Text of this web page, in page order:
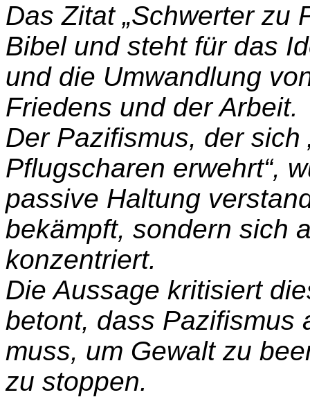
Das Zitat „Schwerter zu
Bibel und steht für das
und die Umwandlung
Friedens und der Arbeit.
Der Pazifismus, der sich
Pflugscharen erwehrt“,
passive Haltung
bekämpft, sondern sich
konzentriert.
Die Aussage kritisiert
betont, dass Pazifismus
muss, um Gewalt zu
zu stoppen.